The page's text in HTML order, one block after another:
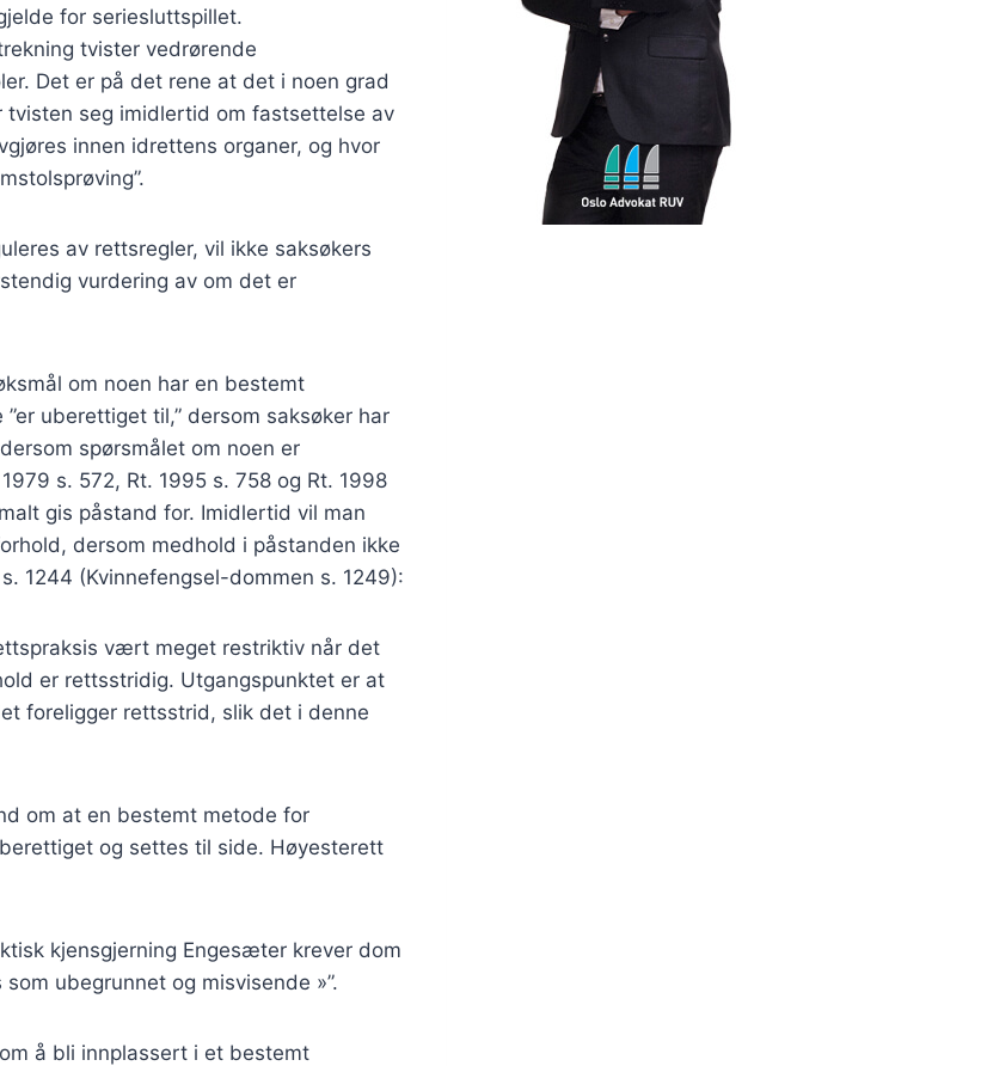
for seriesluttspillet.
tvister vedrørende
Det er på det rene at det i noen grad
seg imidlertid om fastsettelse av
innen idrettens organer, og hvor
av rettsregler, vil ikke saksøkers
vurdering av om det er
om noen har en bestemt
uberettiget til,” dersom saksøker har
spørsmålet om noen er
s. 572, Rt. 1995 s. 758 og Rt. 1998
gis påstand for. Imidlertid vil man
dersom medhold i påstanden ikke
1244 (Kvinnefengsel-dommen s. 1249):
vært meget restriktiv når det
er rettsstridig. Utgangspunktet er at
foreligger rettsstrid, slik det i denne
om at en bestemt metode for
og settes til side. Høyesterett
kjensgjerning Engesæter krever dom
ubegrunnet og misvisende »”.
å bli innplassert i et bestemt